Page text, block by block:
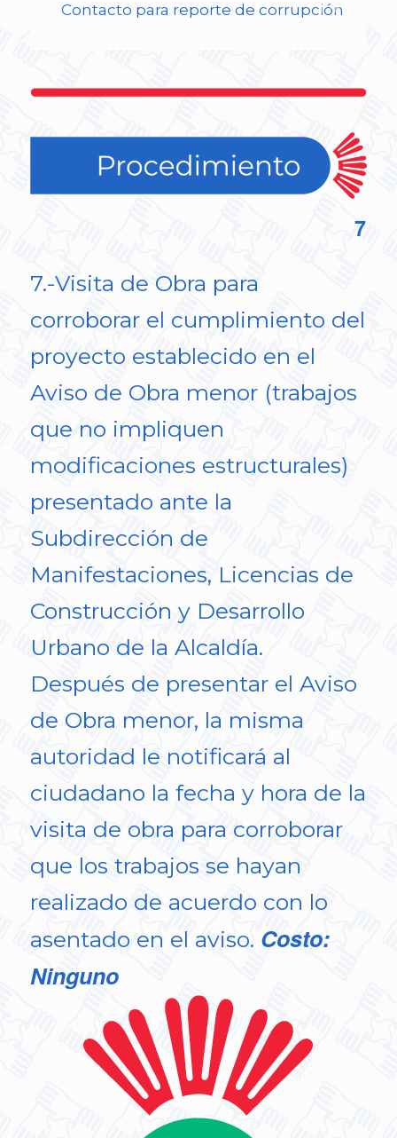
Contacto para reporte de corrupción
7
7.-Visita de Obra para
corroborar el cumplimiento del
proyecto establecido en el
Aviso de Obra menor (trabajos
que no impliquen
modificaciones estructurales)
presentado ante la
Subdirección de
Manifestaciones, Licencias de
Construcción y Desarrollo
Urbano de la Alcaldía.
Después de presentar el Aviso
de Obra menor, la misma
autoridad le notificará al
ciudadano la fecha y hora de la
visita de obra para corroborar
que los trabajos se hayan
realizado de acuerdo con lo
asentado en el aviso. Costo:
Ninguno